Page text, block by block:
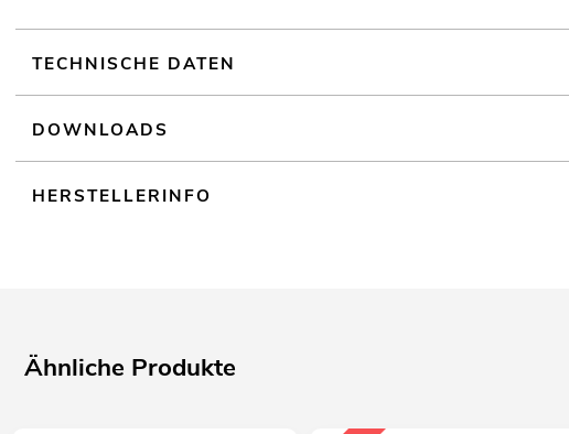
TECHNISCHE DATEN
DOWNLOADS
HERSTELLERINFO
Ähnliche Produkte